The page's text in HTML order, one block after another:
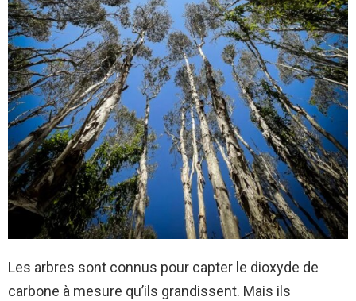
Les arbres sont connus pour capter le dioxyde de
carbone à mesure qu’ils grandissent. Mais ils